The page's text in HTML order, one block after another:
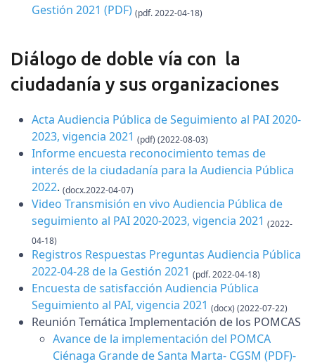
Gestión 2021 (PDF) (pdf. 2022-04-18)
Diálogo de doble vía con la
ciudadanía y sus organizaciones
Acta Audiencia Pública de Seguimiento al PAI 2020-
2023, vigencia 2021 (pdf) (2022-08-03)
Informe encuesta reconocimiento temas de
interés de la ciudadanía para la Audiencia Pública
2022. (docx.2022-04-07)
Video Transmisión en vivo Audiencia Pública de
seguimiento al PAI 2020-2023, vigencia 2021 (2022-
04-18)
Registros Respuestas Preguntas Audiencia Pública
2022-04-28 de la Gestión 2021 (pdf. 2022-04-18)
Encuesta de satisfacción Audiencia Pública
Seguimiento al PAI, vigencia 2021 (docx) (2022-07-22)
Reunión Temática Implementación de los POMCAS
Avance de la implementación del POMCA
Ciénaga Grande de Santa Marta- CGSM (PDF)-